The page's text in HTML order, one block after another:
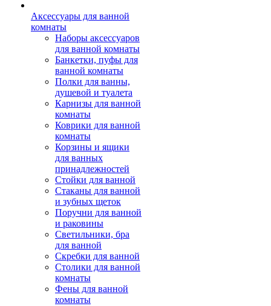
Аксессуары для ванной
комнаты
Наборы аксессуаров
для ванной комнаты
Банкетки, пуфы для
ванной комнаты
Полки для ванны,
душевой и туалета
Карнизы для ванной
комнаты
Коврики для ванной
комнаты
Корзины и ящики
для ванных
принадлежностей
Стойки для ванной
Стаканы для ванной
и зубных щеток
Поручни для ванной
и раковины
Светильники, бра
для ванной
Скребки для ванной
Столики для ванной
комнаты
Фены для ванной
комнаты